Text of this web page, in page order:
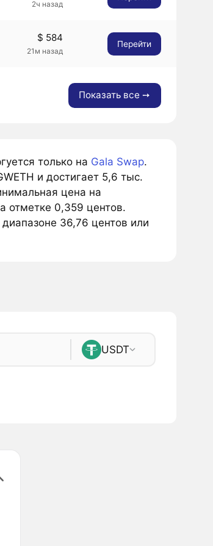
2ч назад
$ 584
21м назад
Перейти
Показать все ➙
только на Gala Swap.
и достигает 5,6 тыс.
цена на
отметке 0,359 центов.
36,76 центов или
USDT